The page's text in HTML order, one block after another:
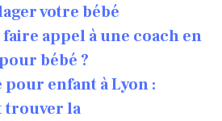
votre bébé
appel à une coach en
bébé ?
pour enfant à Lyon :
trouver la